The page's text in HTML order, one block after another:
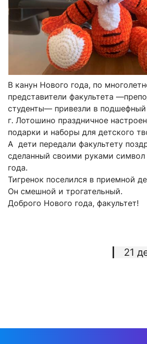
В канун Нового года, по
представители факультета
студенты— привезли в
г. Лотошино праздничное
подарки и наборы для детского
А дети передали факультету
сделанный своими руками
года.
Тигренок поселился в приемной
Он смешной и трогательный.
Доброго Нового года, факультет!
21